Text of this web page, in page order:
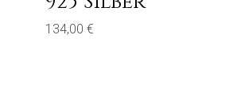
134,00 €